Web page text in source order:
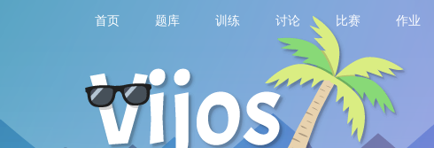
首页 题库 训练 讨论 比赛 作业